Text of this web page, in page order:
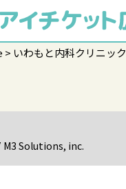
いわもと内科クリニック
Solutions, inc.